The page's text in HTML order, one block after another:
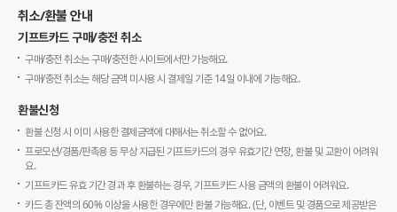
취소/환불 안내
기프트카드 구매/충전 취소
구매/충전 취소는 구매/충전한 사이트에서만 가능해요.
구매/충전 취소는 해당 금액 미사용 시 결제일 기준 14일 이내에 가능해요.
환불신청
환불 신청 시 이미 사용한 결제금액에 대해서는 취소할 수 없어요.
프로모션/경품/판촉용 등 무상 지급된 기프트카드의 경우 유효기간 연장, 환불 및 교환이 어려워
요.
기프트카드 유효 기간 경과 후 환불하는 경우, 기프트카드 사용 금액의 환불이 어려워요.
카드 총 잔액의 60% 이상을 사용한 경우에만 환불 가능해요. (단, 이벤트 및 경품으로 제공받은